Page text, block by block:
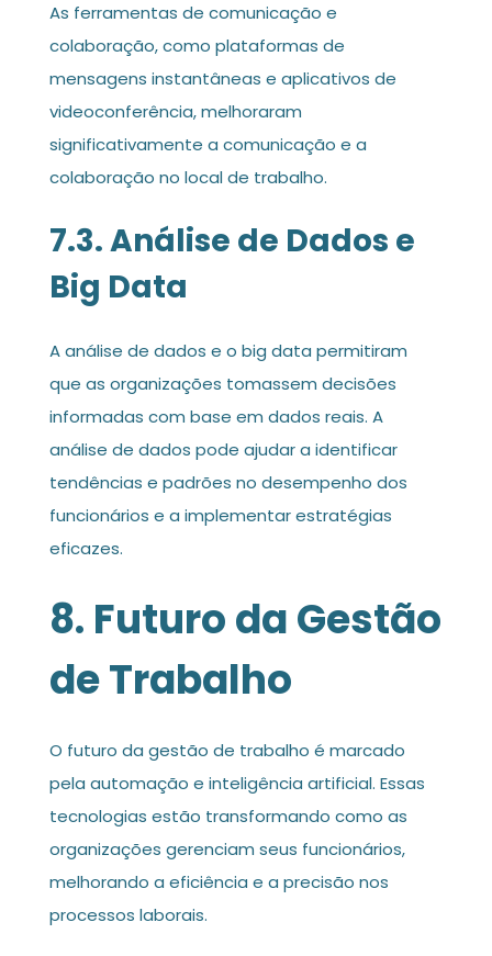
As ferramentas de comunicação e
colaboração, como plataformas de
mensagens instantâneas e aplicativos de
videoconferência, melhoraram
significativamente a comunicação e a
colaboração no local de trabalho.
7.3. Análise de Dados e
Big Data
A análise de dados e o big data permitiram
que as organizações tomassem decisões
informadas com base em dados reais. A
análise de dados pode ajudar a identificar
tendências e padrões no desempenho dos
funcionários e a implementar estratégias
eficazes.
8. Futuro da Gestão
de Trabalho
O futuro da gestão de trabalho é marcado
pela automação e inteligência artificial. Essas
tecnologias estão transformando como as
organizações gerenciam seus funcionários,
melhorando a eficiência e a precisão nos
processos laborais.